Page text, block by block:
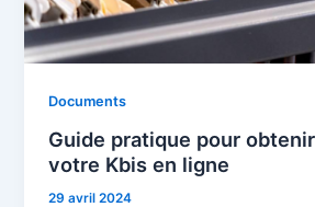
Documents
Guide pratique pour
votre Kbis en ligne
29 avril 2024